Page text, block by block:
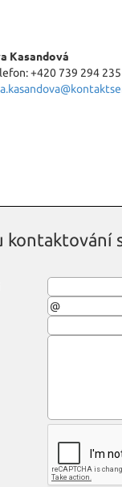
Kasandová
+420 739 294 235
kontaktování